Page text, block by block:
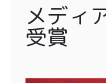
メディ
受賞